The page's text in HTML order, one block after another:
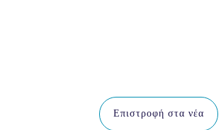
Ευστρατιάδη στο Business Monitor
Επιστροφή στα νέα